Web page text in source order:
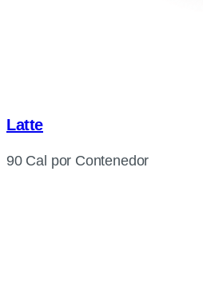
Latte
90 Cal por Contenedor